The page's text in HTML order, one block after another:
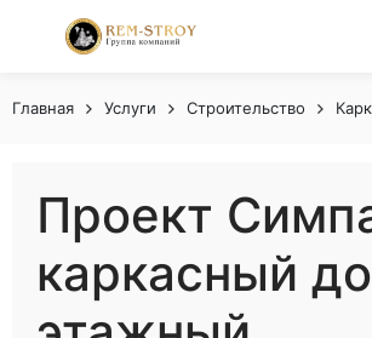
Главная Услуги Строительство
Проект
каркасный